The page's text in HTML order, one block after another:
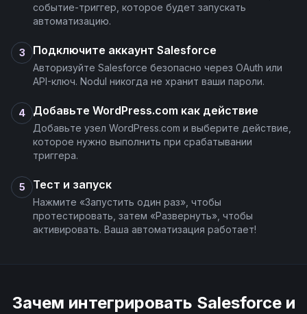
событие-триггер, которое будет запускать
автоматизацию.
3 Подключите аккаунт Salesforce
Авторизуйте Salesforce безопасно через OAuth или
API-ключ. Nodul никогда не хранит ваши пароли.
4 Добавьте WordPress.com как действие
Добавьте узел WordPress.com и выберите действие,
которое нужно выполнить при срабатывании
триггера.
5 Тест и запуск
Нажмите «Запустить один раз», чтобы
протестировать, затем «Развернуть», чтобы
активировать. Ваша автоматизация работает!
Зачем интегрировать Salesforceи